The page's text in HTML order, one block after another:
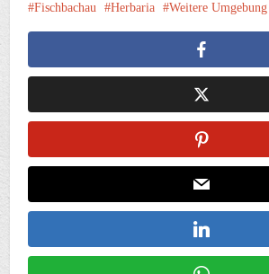
Fischbachau Herbaria Weitere Umgebung